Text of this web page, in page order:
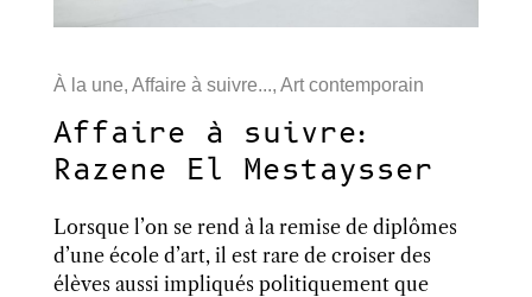
À la une, Affaire à suivre..., Art contemporain
Affaire à suivre:
Razene El Mestaysser
Lorsque l’on se rend à la remise de diplômes
d’une école d’art, il est rare de croiser des
élèves aussi impliqués politiquement que